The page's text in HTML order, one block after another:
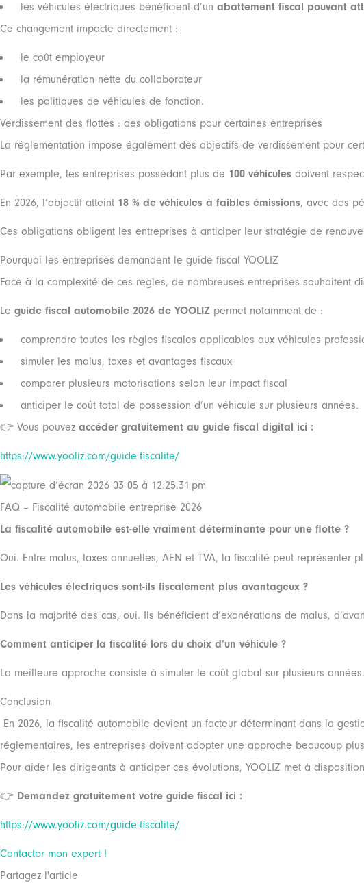
les véhicules électriques bénéficient d’un abattement fiscal pouvant
Ce changement impacte directement :
le coût employeur
la rémunération nette du collaborateur
les politiques de véhicules de fonction.
Verdissement des flottes : des obligations pour certaines entreprises
La réglementation impose également des objectifs de verdissement pour
Par exemple, les entreprises possédant plus de 100 véhicules doivent
En 2026, l’objectif atteint 18 % de véhicules à faibles émissions, avec des
Ces obligations obligent les entreprises à anticiper leur stratégie de
Pourquoi les entreprises demandent le guide fiscal YOOLIZ
Face à la complexité de ces règles, de nombreuses entreprises souhaitent
Le guide fiscal automobile 2026 de YOOLIZ permet notamment de :
comprendre toutes les règles fiscales applicables aux véhicules
simuler les malus, taxes et avantages fiscaux
comparer plusieurs motorisations selon leur impact fiscal
anticiper le coût total de possession d’un véhicule sur plusieurs années.
👉 Vous pouvez accéder gratuitement au guide fiscal digital ici :
https://www.yooliz.com/guide-fiscalite/
FAQ – Fiscalité automobile entreprise 2026
La fiscalité automobile est-elle vraiment déterminante pour une flotte ?
Oui. Entre malus, taxes annuelles, AEN et TVA, la fiscalité peut représenter
Les véhicules électriques sont-ils fiscalement plus avantageux ?
Dans la majorité des cas, oui. Ils bénéficient d’exonérations de malus,
Comment anticiper la fiscalité lors du choix d’un véhicule ?
La meilleure approche consiste à simuler le coût global sur plusieurs
Conclusion
En 2026, la fiscalité automobile devient un facteur déterminant dans la
réglementaires, les entreprises doivent adopter une approche beaucoup
Pour aider les dirigeants à anticiper ces évolutions, YOOLIZ met à
👉 Demandez gratuitement votre guide fiscal ici :
https://www.yooliz.com/guide-fiscalite/
Contacter mon expert !
Partagez l'article